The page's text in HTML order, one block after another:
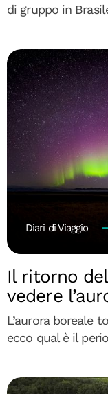
di gruppo in
Diari di Viaggio
Il ritorno
vedere
L’aurora boreale
ecco qual è il